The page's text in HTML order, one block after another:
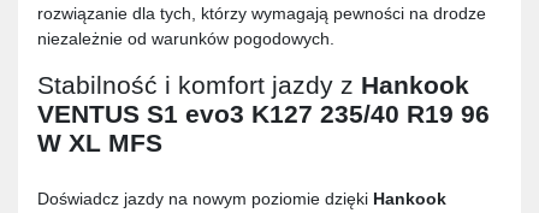
rozwiązanie dla tych, którzy wymagają pewności na drodze
niezależnie od warunków pogodowych.
Stabilność i komfort jazdy z Hankook
VENTUS S1 evo3 K127 235/40 R19 96
W XL MFS
Doświadcz jazdy na nowym poziomie dzięki Hankook